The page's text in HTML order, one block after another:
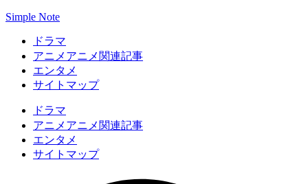
Simple Note
ドラマ
アニメ アニメ関連記事
エンタメ
サイトマップ
ドラマ
アニメ アニメ関連記事
エンタメ
サイトマップ